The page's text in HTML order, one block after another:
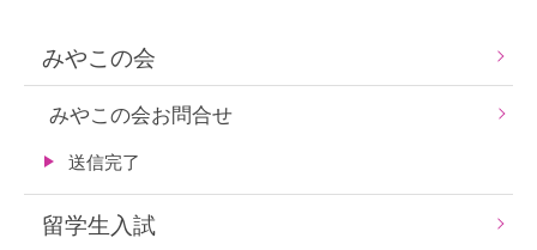
みやこの会
みやこの会お問合せ
送信完了
留学生入試